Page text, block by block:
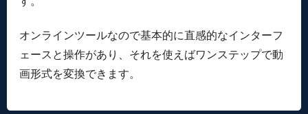
オンラインツールなので基本的に直感的なインターフ
ェースと操作があり、それを使えばワンステップで動
画形式を変換できます。